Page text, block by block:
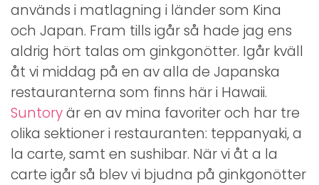
används i matlagning i länder som Kina
och Japan. Fram tills igår så hade jag ens
aldrig hört talas om ginkgonötter. Igår kväll
åt vi middag på en av alla de Japanska
restauranterna som finns här i Hawaii.
Suntoryär en av mina favoriter och har tre
olika sektioner i restauranten: teppanyaki, a
la carte, samt en sushibar. När vi åt a la
carte igår så blev vi bjudna på ginkgonötter